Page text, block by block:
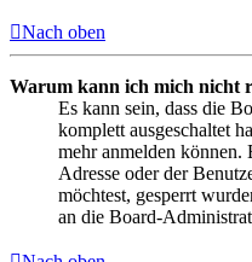
Nach oben
Warum kann ich mich nicht
Es kann sein, dass die
komplett ausgeschaltet
mehr anmelden können.
Adresse oder der
möchtest, gesperrt
an die Board-